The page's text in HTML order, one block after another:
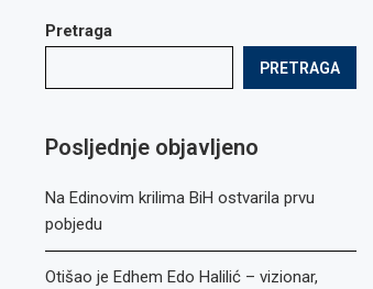
Pretraga
PRETRAGA
Posljednje objavljeno
Na Edinovim krilima BiH ostvarila prvu
pobjedu
Otišao je Edhem Edo Halilić – vizionar,